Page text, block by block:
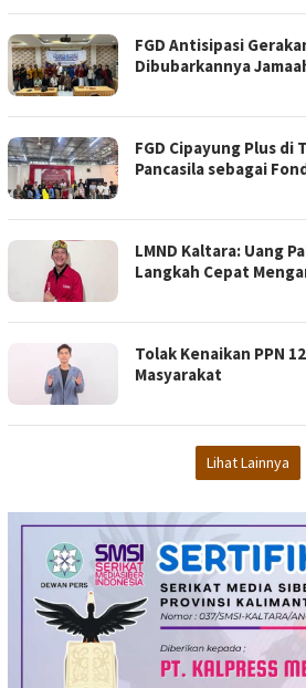
FGD Antisipasi
Dibubarkannya
FGD Cipayung Plus di
Pancasila sebagai
LMND Kaltara: Uang
Langkah Cepat
Tolak Kenaikan PPN
Masyarakat
Lihat Lainnya